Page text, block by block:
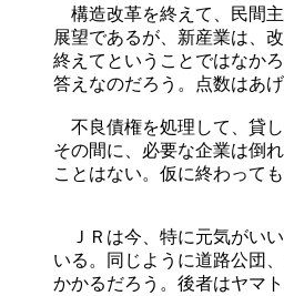
構造改革を終えて、民間
展望であるが、新産業は、
終えてということではなか
答えなのだろう。点数はあ
不良債権を処理して、貸し
その間に、必要な企業は倒
ことはない。仮に終わって
ＪＲは今、特に元気がい
いる。同じように道路公団
かかるだろう。後者はヤマ